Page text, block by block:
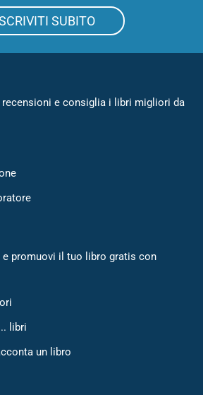
SUBITO
e consiglia i libri migliori da
promuovi il tuo libro gratis con
libri
un libro